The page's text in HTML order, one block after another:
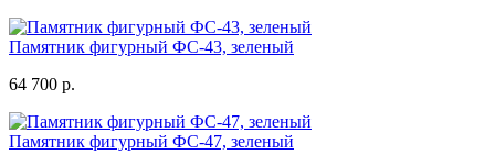
Памятник фигурный ФС-43, зеленый
64 700 р.
Памятник фигурный ФС-47, зеленый